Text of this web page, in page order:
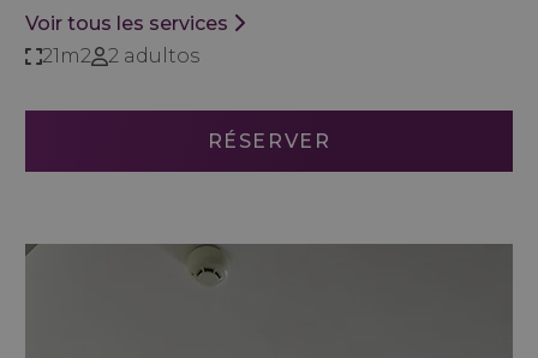
Voir tous les services
21m2
2 adultos
RÉSERVER